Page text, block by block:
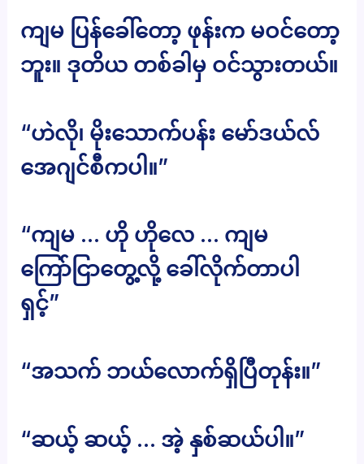
ကျမ ပြန်ခေါ်တော့ ဖုန်းက မဝင်တော့
ဘူး။ ဒုတိယ တစ်ခါမှ ဝင်သွားတယ်။
“ဟဲလို၊ မိုးသောက်ပန်း မော်ဒယ်လ်
အေဂျင်စီကပါ။”
“ကျမ … ဟို ဟိုလေ … ကျမ
ကြော်ငြာတွေ့လို့ ခေါ်လိုက်တာပါ
ရှင့်”
“အသက် ဘယ်လောက်ရှိပြီတုန်း။”
“ဆယ့် ဆယ့် … အဲ့ နှစ်ဆယ်ပါ။”